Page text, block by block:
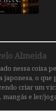
Almeida
nessa coisa
japonesa, o que
criar um
mangás e ler/